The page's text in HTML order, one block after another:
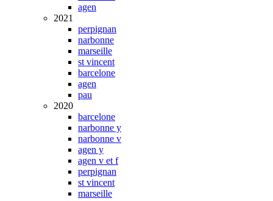
agen
2021
perpignan
narbonne
marseille
st vincent
barcelone
agen
pau
2020
barcelone
narbonne y
narbonne v
agen y
agen v et f
perpignan
st vincent
marseille